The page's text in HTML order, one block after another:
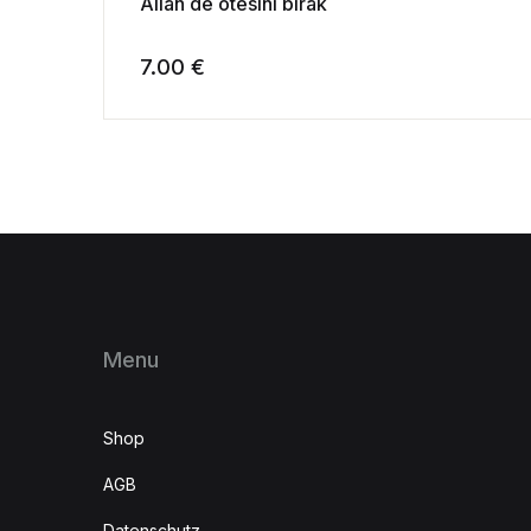
7.00 €
Menu
Shop
AGB